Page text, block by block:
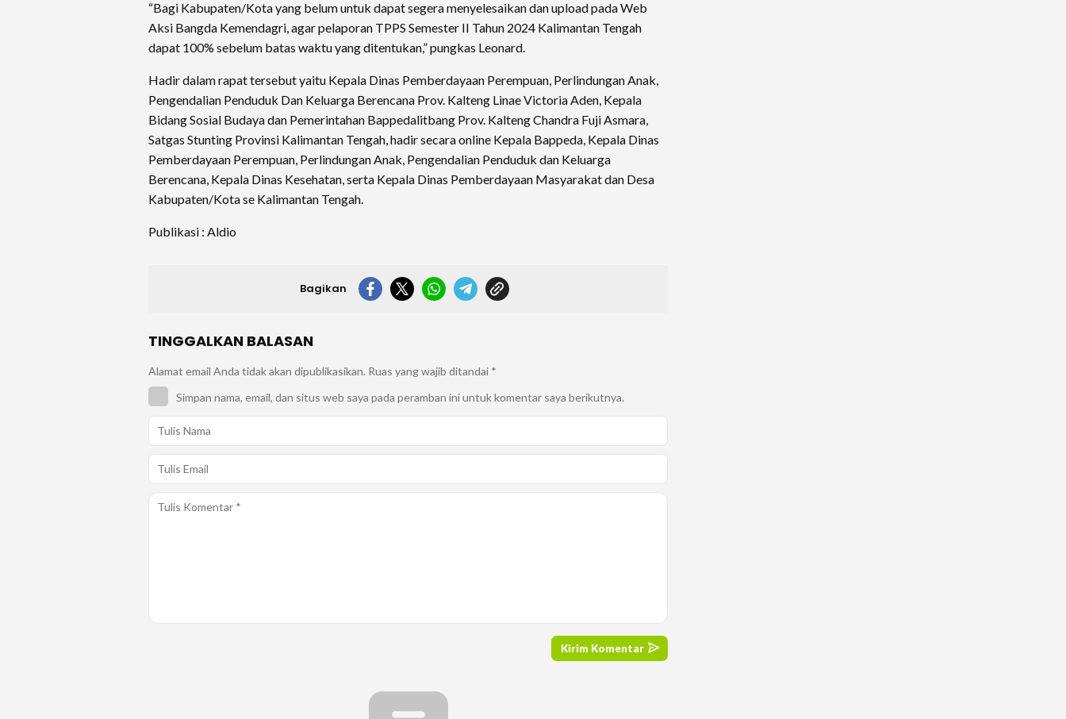
“Bagi Kabupaten/Kota yang belum untuk dapat segera menyelesaikan dan upload pada Web
Aksi Bangda Kemendagri, agar pelaporan TPPS Semester II Tahun 2024 Kalimantan Tengah
dapat 100% sebelum batas waktu yang ditentukan,” pungkas Leonard.
Hadir dalam rapat tersebut yaitu Kepala Dinas Pemberdayaan Perempuan, Perlindungan Anak,
Pengendalian Penduduk Dan Keluarga Berencana Prov. Kalteng Linae Victoria Aden, Kepala
Bidang Sosial Budaya dan Pemerintahan Bappedalitbang Prov. Kalteng Chandra Fuji Asmara,
Satgas Stunting Provinsi Kalimantan Tengah, hadir secara online Kepala Bappeda, Kepala Dinas
Pemberdayaan Perempuan, Perlindungan Anak, Pengendalian Penduduk dan Keluarga
Berencana, Kepala Dinas Kesehatan, serta Kepala Dinas Pemberdayaan Masyarakat dan Desa
Kabupaten/Kota se Kalimantan Tengah.
Publikasi : Aldio
Bagikan
TINGGALKAN BALASAN
Alamat email Anda tidak akan dipublikasikan. Ruas yang wajib ditandai *
Simpan nama, email, dan situs web saya pada peramban ini untuk komentar saya berikutnya.